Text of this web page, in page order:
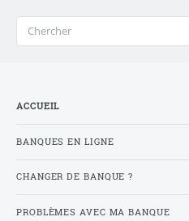
Changer de banque !
Boursorama
le taux de son
épargne !
EPARGNE : BOURSORAMA
PARTIR DU 16 MAI 2012 LE
ACCUEIL
BANQUES EN LIGNE
CHANGER DE BANQUE ?
PROBLÈMES AVEC MA BANQUE